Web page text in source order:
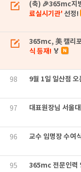
(축) 🎉365mc
료실시기관' 선정!
365mc, 美 캘리
식 등재! 🏅
98 9월 1일 일산점
97 대표원장님 서울
96 교수 임명장 수여
95 365mc 전문인력